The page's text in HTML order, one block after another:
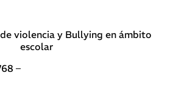
violencia y Bullying en ámbito
escolar
–